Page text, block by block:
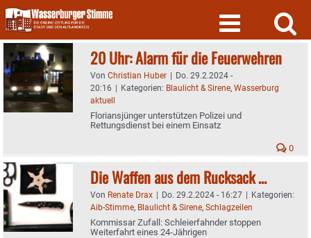
Skip
to
content
20 Uhr: Alarm für die Feuerwehren
Von Christian Huber | Do. 29.2.2024 -
20:16 | Kategorien: Blaulicht & Sirene, Wasserburg
aktuell
Floriansjünger unterstützen Polizei und
Rettungsdienst bei einem Einsatz
0
Die Waffen aus dem Rucksack …
Von Renate Drax | Do. 29.2.2024 - 16:27 | Kategorien:
Aib-Stimme, Blaulicht & Sirene, Schlagzeilen
Kommissar Zufall: Schleierfahnder stoppen
Weiterfahrt eines 24-Jährigen